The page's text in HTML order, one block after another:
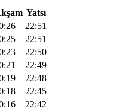
Yatsı
22:51
22:51
22:50
22:49
22:48
22:45
22:42